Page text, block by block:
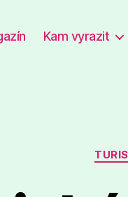
Kam vyrazit